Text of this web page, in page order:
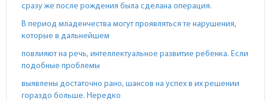
сразу же после рождения была сделана операция.
В период младенчества могут проявляться те нарушения,
которые в дальнейшем
повлияют на речь, интеллектуальное развитие ребенка. Если
подобные проблемы
выявлены достаточно рано, шансов на успех в их решении
гораздо больше. Нередко